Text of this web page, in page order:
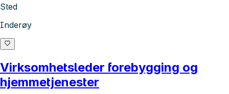
Sted
Inderøy
Virksomhetsleder forebygging og
hjemmetjenester